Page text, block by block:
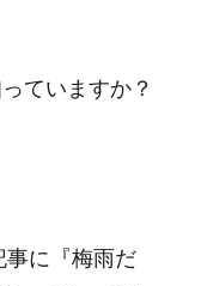
ていますか？
事に『梅雨だ